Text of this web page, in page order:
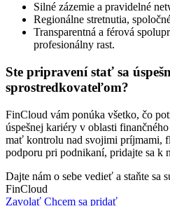
Silné zázemie a pravidelné
Regionálne stretnutia,
Transparentná a férová
profesionálny rast.
Ste pripravení stať sa
sprostredkovateľom?
FinCloud vám ponúka všetko, čo
úspešnej kariéry v oblasti
mať kontrolu nad svojimi príjmami,
podporu pri podnikaní, pridajte sa k
Dajte nám o sebe vedieť a staňte sa
FinCloud
Zavolať Chcem sa pridať